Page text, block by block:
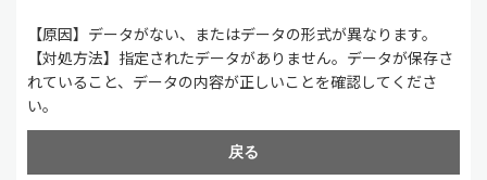
【原因】データがない、またはデータの形式が異なります。
【対処方法】指定されたデータがありません。データが保存さ
れていること、データの内容が正しいことを確認してくださ
い。
戻る